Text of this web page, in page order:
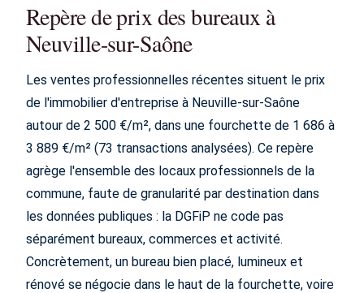
Repère de prix des bureaux à
Neuville-sur-Saône
Les ventes professionnelles récentes situent le prix
de l'immobilier d'entreprise à Neuville-sur-Saône
autour de 2 500 €/m², dans une fourchette de 1 686 à
3 889 €/m² (73 transactions analysées). Ce repère
agrège l'ensemble des locaux professionnels de la
commune, faute de granularité par destination dans
les données publiques : la DGFiP ne code pas
séparément bureaux, commerces et activité.
Concrètement, un bureau bien placé, lumineux et
rénové se négocie dans le haut de la fourchette, voire